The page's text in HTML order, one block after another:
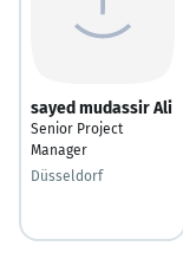
sayed mudassir Ali
Senior Project
Manager
Düsseldorf